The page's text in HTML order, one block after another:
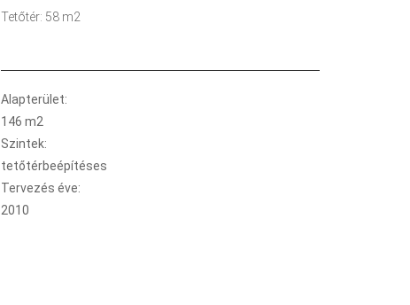
Tetőtér: 58 m2
Alapterület:
146 m2
Szintek:
tetőtérbeépítéses
Tervezés éve:
2010